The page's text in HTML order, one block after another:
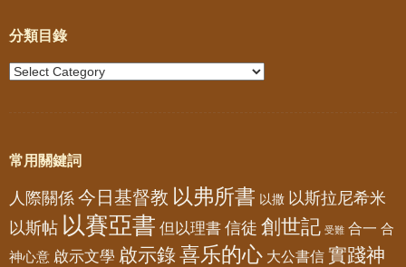
分類目錄
常用關鍵詞
人際關係 今日基督教 以弗所書 以撒 以斯拉尼希米
以斯帖 以賽亞書 但以理書 信徒 創世記 受難 合一 合
神心意 啟示文學 啟示錄喜乐的心 大公書信 實踐神